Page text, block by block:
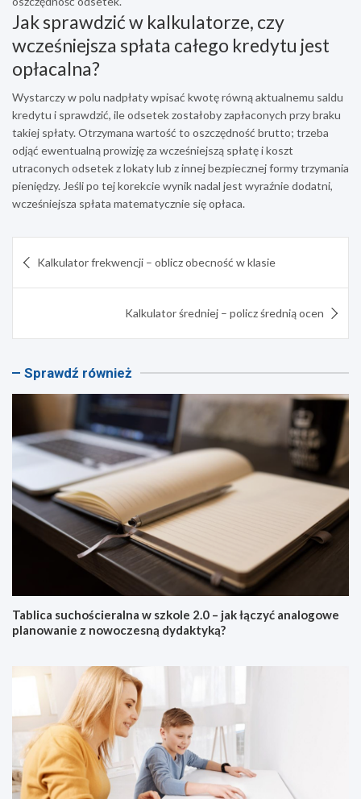
Jak sprawdzić w kalkulatorze, czy
wcześniejsza spłata całego kredytu jest
opłacalna?
Wystarczy w polu nadpłaty wpisać kwotę równą aktualnemu saldu
kredytu i sprawdzić, ile odsetek zostałoby zapłaconych przy braku
takiej spłaty. Otrzymana wartość to oszczędność brutto; trzeba
odjąć ewentualną prowizję za wcześniejszą spłatę i koszt
utraconych odsetek z lokaty lub z innej bezpiecznej formy trzymania
pieniędzy. Jeśli po tej korekcie wynik nadal jest wyraźnie dodatni,
wcześniejsza spłata matematycznie się opłaca.
wpisu
Kalkulator frekwencji – oblicz obecność w klasie
Kalkulator średniej – policz średnią ocen
Sprawdź również
Tablica suchościeralna w szkole 2.0 – jak łączyć analogowe
planowanie z nowoczesną dydaktyką?